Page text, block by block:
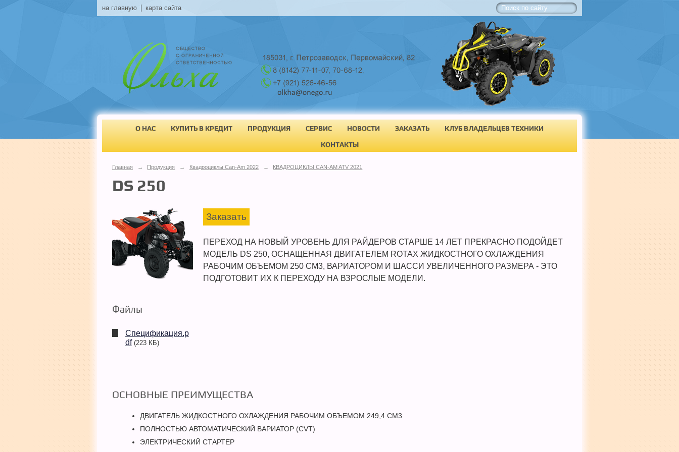
на главную карта сайта
О НАС КУПИТЬ В КРЕДИТ ПРОДУКЦИЯ СЕРВИС НОВОСТИ ЗАКАЗАТЬ
КЛУБ ВЛАДЕЛЬЦЕВ ТЕХНИКИ
КОНТАКТЫ
Главная → Продукция → Квадроциклы Can-Am 2022 → КВАДРОЦИКЛЫ CAN-AM ATV 2021
DS 250
Файлы
Спецификация.p
df (223 КБ)
Заказать
ПЕРЕХОД НА НОВЫЙ УРОВЕНЬ ДЛЯ РАЙДЕРОВ СТАРШЕ 14 ЛЕТ ПРЕКРАСНО ПОДОЙДЕТ
МОДЕЛЬ DS 250, ОСНАЩЕННАЯ ДВИГАТЕЛЕМ ROTAX ЖИДКОСТНОГО ОХЛАЖДЕНИЯ
РАБОЧИМ ОБЪЕМОМ 250 СМ3, ВАРИАТОРОМ И ШАССИ УВЕЛИЧЕННОГО РАЗМЕРА - ЭТО
ПОДГОТОВИТ ИХ К ПЕРЕХОДУ НА ВЗРОСЛЫЕ МОДЕЛИ.
ОСНОВНЫЕ ПРЕИМУЩЕСТВА
ДВИГАТЕЛЬ ЖИДКОСТНОГО ОХЛАЖДЕНИЯ РАБОЧИМ ОБЪЕМОМ 249,4 СМ3
ПОЛНОСТЬЮ АВТОМАТИЧЕСКИЙ ВАРИАТОР (CVT)
ЭЛЕКТРИЧЕСКИЙ СТАРТЕР